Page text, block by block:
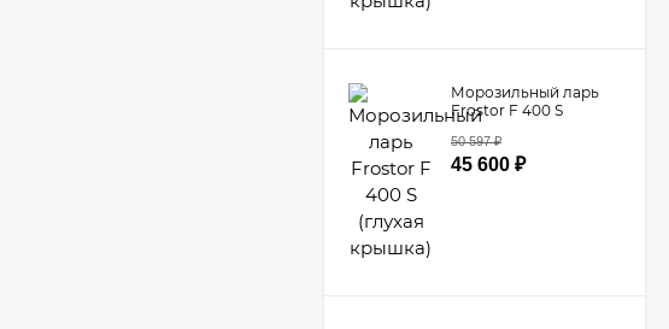
Морозильный ларь
Frostor F 400 S
50 597₽
45 600 ₽